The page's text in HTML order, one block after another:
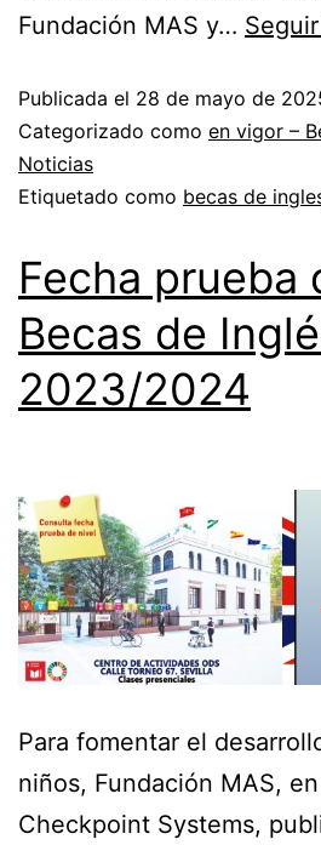
Fundación MAS y…
Publicada el 28 de mayo de
Categorizado como en vigor –
Noticias
Etiquetado como becas de
Fecha prueba
Becas de
2023/2024
Para fomentar el
niños, Fundación MAS,
Checkpoint Systems,